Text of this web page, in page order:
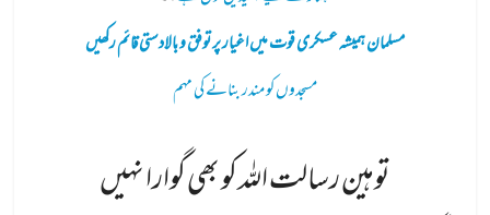
مسلمان ہمیشہ عسکری قوت میں اغیار پر توفق و بالادستی قائم رکھیں
مسجدوں کو مندر بنانے کی مہم
توہین رسالت اللہ کو بھی گوارا نہیں